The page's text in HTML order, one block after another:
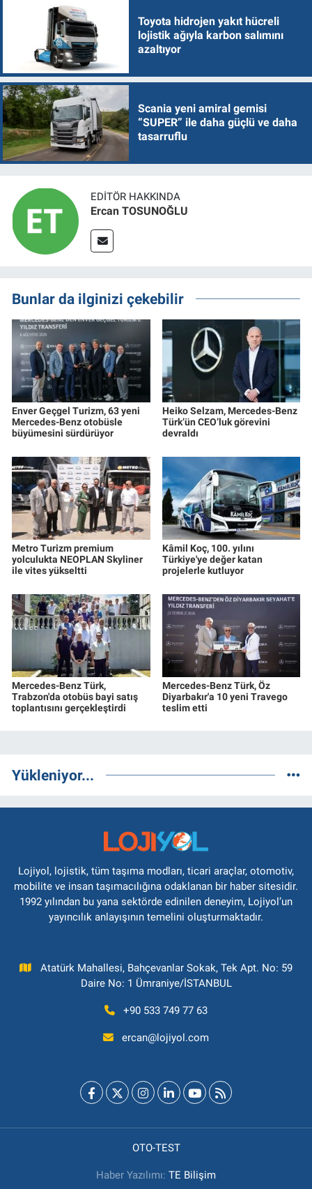
Toyota hidrojen yakıt hücreli
lojistik ağıyla karbon salımını
azaltıyor
Scania yeni amiral gemisi
“SUPER” ile daha güçlü ve daha
tasarruflu
EDITÖR HAKKINDA
Ercan TOSUNOĞLU
Bunlar da ilginizi çekebilir
Enver Geçgel Turizm, 63 yeni
Mercedes-Benz otobüsle
büyümesini sürdürüyor
Heiko Selzam, Mercedes-Benz
Türk’ün CEO’luk görevini
devraldı
Metro Turizm premium
yolculukta NEOPLAN Skyliner
ile vites yükseltti
Kâmil Koç, 100. yılını
Türkiye'ye değer katan
projelerle kutluyor
Mercedes-Benz Türk,
Trabzon'da otobüs bayi satış
toplantısını gerçekleştirdi
Mercedes-Benz Türk, Öz
Diyarbakır'a 10 yeni Travego
teslim etti
Yükleniyor...
Lojiyol, lojistik, tüm taşıma modları, ticari araçlar, otomotiv,
mobilite ve insan taşımacılığına odaklanan bir haber sitesidir.
1992 yılından bu yana sektörde edinilen deneyim, Lojiyol’un
yayıncılık anlayışının temelini oluşturmaktadır.
Atatürk Mahallesi, Bahçevanlar Sokak, Tek Apt. No: 59
Daire No: 1 Ümraniye/İSTANBUL
+90 533 749 77 63
ercan@lojiyol.com
OTO-TEST
Haber Yazılımı: TE Bilişim